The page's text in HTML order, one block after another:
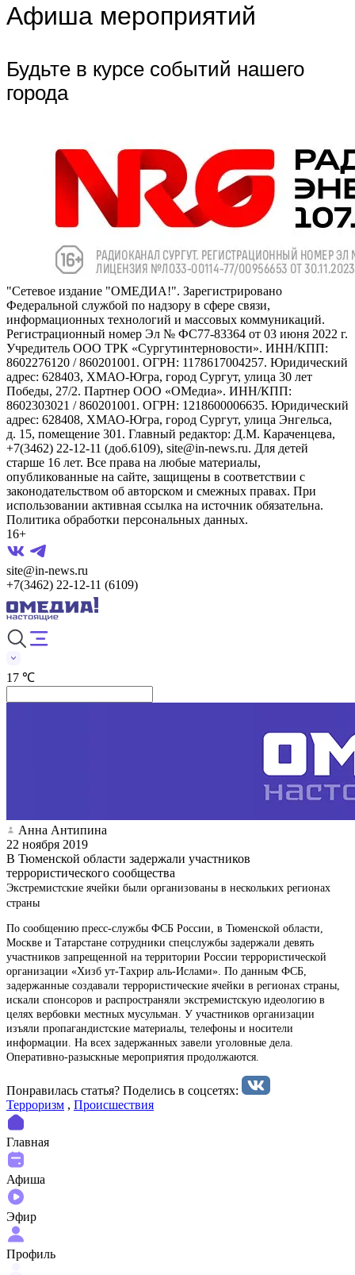
Афиша мероприятий
Будьте в курсе событий нашего
города
"Сетевое издание "ОМЕДИА!". Зарегистрировано
Федеральной службой по надзору в сфере связи,
информационных технологий и массовых коммуникаций.
Регистрационный номер Эл № ФС77-83364 от 03 июня 2022 г.
Учредитель ООО ТРК «Сургутинтерновости». ИНН/КПП:
8602276120 / 860201001. ОГРН: 1178617004257. Юридический
адрес: 628403, ХМАО-Югра, город Сургут, улица 30 лет
Победы, 27/2. Партнер ООО «ОМедиа». ИНН/КПП:
8602303021 / 860201001. ОГРН: 1218600006635. Юридический
адрес: 628408, ХМАО-Югра, город Сургут, улица Энгельса,
д. 15, помещение 301. Главный редактор: Д.М. Караченцева,
+7(3462) 22-12-11 (доб.6109), site@in-news.ru. Для детей
старше 16 лет. Все права на любые материалы,
опубликованные на сайте, защищены в соответствии с
законодательством об авторском и смежных правах. При
использовании активная ссылка на источник обязательна.
Политика обработки персональных данных.
16+
site@in-news.ru
+7(3462) 22-12-11 (6109)
17 ℃
Анна Антипина
22 ноября 2019
В Тюменской области задержали участников
террористического сообщества
Экстремистские ячейки были организованы в нескольких регионах
страны
По сообщению пресс-службы ФСБ России, в Тюменской области,
Москве и Татарстане сотрудники спецслужбы задержали девять
участников запрещенной на территории России террористической
организации «Хизб ут-Тахрир аль-Ислами». По данным ФСБ,
задержанные создавали террористические ячейки в регионах страны,
искали спонсоров и распространяли экстремистскую идеологию в
целях вербовки местных мусульман. У участников организации
изъяли пропагандистские материалы, телефоны и носители
информации. На всех задержанных завели уголовные дела.
Оперативно-разыскные мероприятия продолжаются.
Понравилась статья? Поделиcь в соцсетях:
Терроризм , Происшествия
Главная
Афиша
Эфир
Профиль